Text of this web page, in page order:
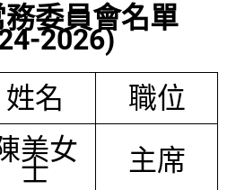
委員會名單
2026)
姓名
職位
美女
士 主席